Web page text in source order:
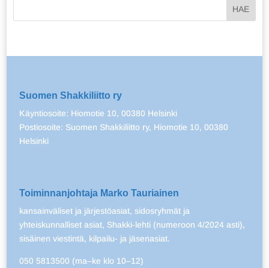
Suomen Shakkiliitto ry
Käyntiosoite: Hiomotie 10, 00380 Helsinki
Postiosoite: Suomen Shakkiliitto ry, Hiomotie 10, 00380
Helsinki
Toiminnanjohtaja Marko Tauriainen
kansainväliset ja järjestöasiat, sidosryhmät ja
yhteiskunnalliset asiat, Shakki-lehti (numeroon 4/2024 asti),
sisäinen viestintä, kilpailu- ja jäsenasiat.
050 5813500 (ma–ke klo 10–12)